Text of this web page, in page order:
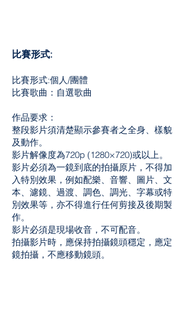
比賽形式:
比賽形式:個人/團體
比賽歌曲：自選歌曲
作品要求：
整段影片須清楚顯示參賽者之全身、樣貌
及動作。
影片解像度為720p (1280×720)或以上。
影片必須為一鏡到底的拍攝原片，不得加
入特別效果，例如配樂、音響、圖片、文
本、濾鏡、過渡、調色、調光、字幕或特
別效果等，亦不得進行任何剪接及後期製
作。
影片必須是現場收音，不可配音。
拍攝影片時，應保持拍攝鏡頭穩定，應定
鏡拍攝，不應移動鏡頭。